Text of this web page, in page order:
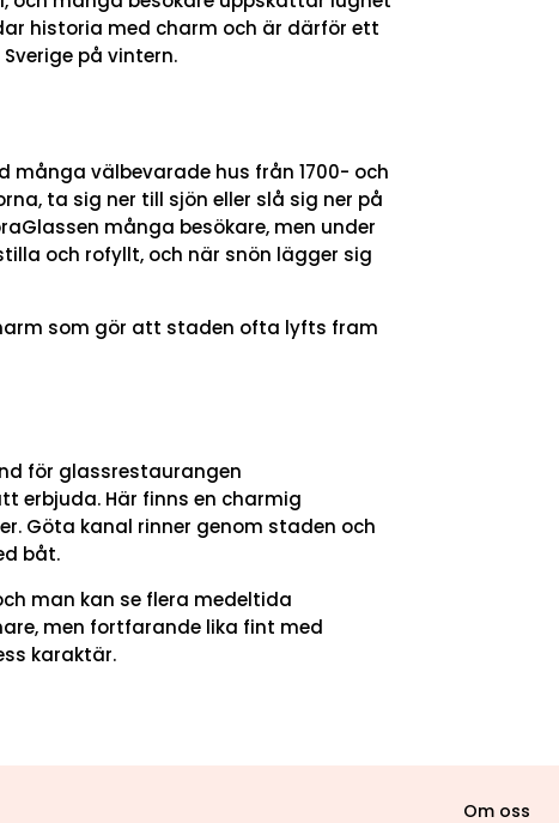
historia med charm och är därför ett
på vintern.
välbevarade hus från 1700- och
ta sig ner till sjön eller slå sig ner på
många besökare, men under
och rofyllt, och när snön lägger sig
som gör att staden ofta lyfts fram
för glassrestaurangen
erbjuda. Här finns en charmig
Göta kanal rinner genom staden och
båt.
man kan se flera medeltida
men fortfarande lika fint med
karaktär.
Om oss